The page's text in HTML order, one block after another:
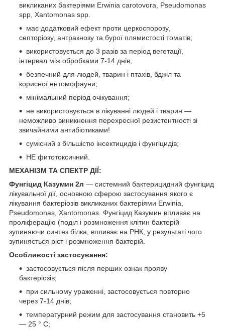
викликаних бактеріями Erwinia carotovora, Pseudomonas
spp, Xantomonas spp.
має додатковий ефект проти церкоспорозу,
септоріозу, антракнозу та бурої плямистості томатів;
використовується до 3 разів за період вегетації,
інтервал між обробками 7-14 днів;
безпечний для людей, тварин і птахів, бджіл та
корисної ентомофауни;
мінімальний період очікування;
не використовується в лікуванні людей і тварин —
неможливо виникнення перехресної резистентності зі
звичайними антибіотиками!
сумісний з більшістю інсектицидів і фунгіцидів;
НЕ фитотоксичний.
МЕХАНІЗМ ТА СПЕКТР ДІЇ:
Фунгіцид Казумин 2л — системний бактерицидний фунгіцид
лікувальної дії, основною сферою застосування якого є
лікування бактеріозів викликаних бактеріями Erwinia,
Pseudomonas, Xantomonas. Фунгіцид Казумин впливає на
проліферацію (поділ і розмноження клітин бактерій
зупиняючи синтез білка, впливає на РНК, у результаті чого
зупиняється ріст і розмноження бактерій.
Особливості застосування:
застосовується після перших ознак прояву
бактеріозів;
при сильному ураженні, застосовується повторно
через 7-14 днів;
температурний режим для застосування становить +5
— 25 ° С;